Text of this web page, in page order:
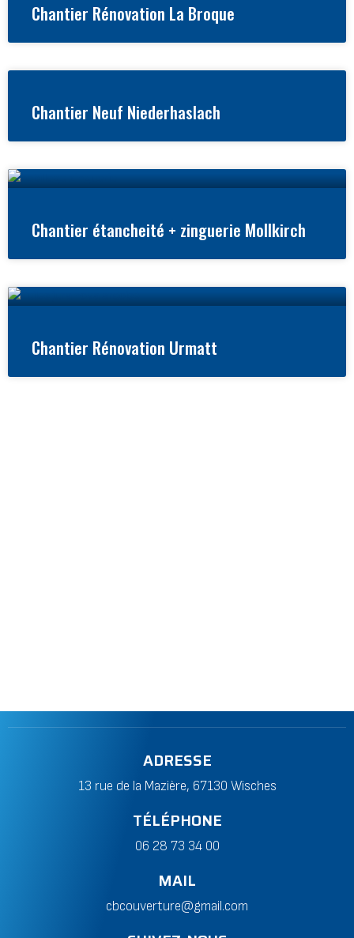
Chantier Rénovation La Broque
Chantier Neuf Niederhaslach
Chantier étancheité + zinguerie Mollkirch
Chantier Rénovation Urmatt
ADRESSE
13 rue de la Mazière, 67130 Wisches
TÉLÉPHONE
06 28 73 34 00
MAIL
cbcouverture@gmail.com